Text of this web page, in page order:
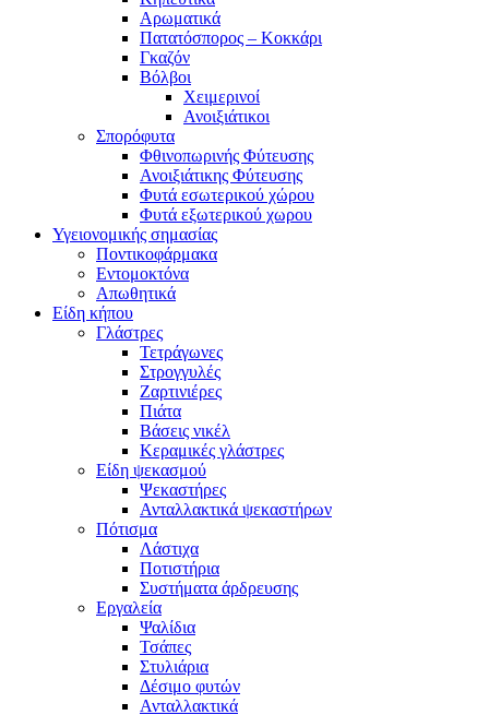
Αρωματικά
Πατατόσπορος – Κοκκάρι
Γκαζόν
Βόλβοι
Χειμερινοί
Ανοιξιάτικοι
Σπορόφυτα
Φθινοπωρινής Φύτευσης
Ανοιξιάτικης Φύτευσης
Φυτά εσωτερικού χώρου
Φυτά εξωτερικού χωρου
Υγειονομικής σημασίας
Ποντικοφάρμακα
Εντομοκτόνα
Απωθητικά
Είδη κήπου
Γλάστρες
Τετράγωνες
Στρογγυλές
Ζαρτινιέρες
Πιάτα
Βάσεις νικέλ
Κεραμικές γλάστρες
Είδη ψεκασμού
Ψεκαστήρες
Ανταλλακτικά ψεκαστήρων
Πότισμα
Λάστιχα
Ποτιστήρια
Συστήματα άρδρευσης
Εργαλεία
Ψαλίδια
Τσάπες
Στυλιάρια
Δέσιμο φυτών
Ανταλλακτικά